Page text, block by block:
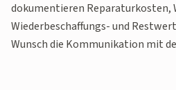
dokumentieren Reparaturkosten,
Wiederbeschaffungs- und
Wunsch die Kommunikation mit